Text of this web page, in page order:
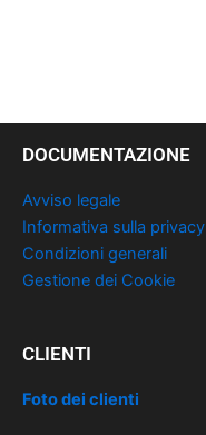
DOCUMENTAZIONE
Avviso legale
Informativa sulla privacy
Condizioni generali
Gestione dei Cookie
CLIENTI
Foto dei clienti